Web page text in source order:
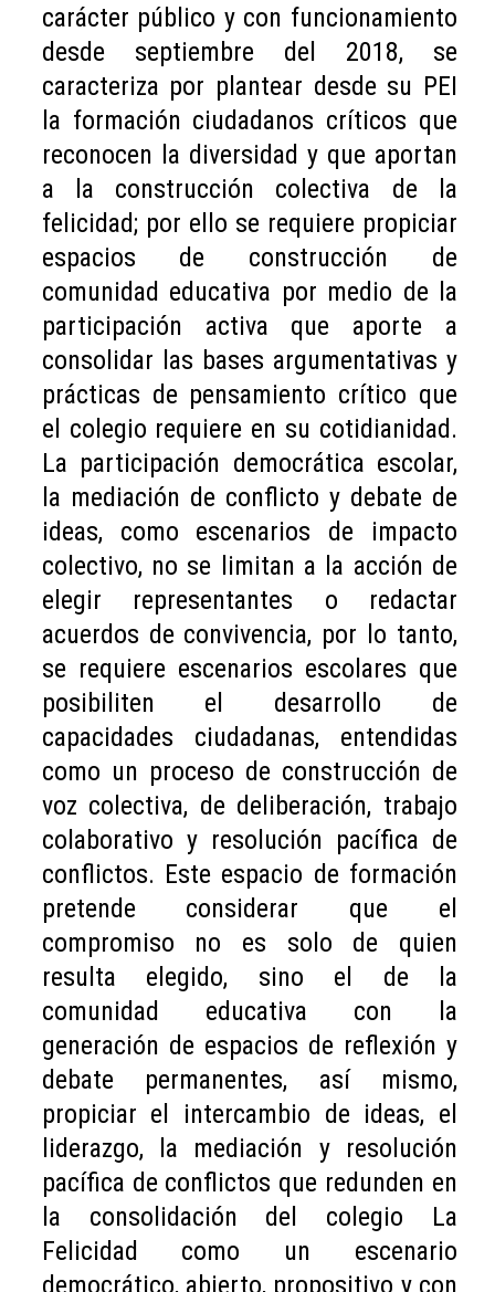
carácter público y con funcionamiento
desde septiembre del 2018, se
caracteriza por plantear desde su PEI
la formación ciudadanos críticos que
reconocen la diversidad y que aportan
a la construcción colectiva de la
felicidad; por ello se requiere propiciar
espacios de construcción de
comunidad educativa por medio de la
participación activa que aporte a
consolidar las bases argumentativas y
prácticas de pensamiento crítico que
el colegio requiere en su cotidianidad.
La participación democrática escolar,
la mediación de conflicto y debate de
ideas, como escenarios de impacto
colectivo, no se limitan a la acción de
elegir representantes o redactar
acuerdos de convivencia, por lo tanto,
se requiere escenarios escolares que
posibiliten el desarrollo de
capacidades ciudadanas, entendidas
como un proceso de construcción de
voz colectiva, de deliberación, trabajo
colaborativo y resolución pacífica de
conflictos. Este espacio de formación
pretende considerar que el
compromiso no es solo de quien
resulta elegido, sino el de la
comunidad educativa con la
generación de espacios de reflexión y
debate permanentes, así mismo,
propiciar el intercambio de ideas, el
liderazgo, la mediación y resolución
pacífica de conflictos que redunden en
la consolidación del colegio La
Felicidad como un escenario
democrático, abierto, propositivo y con